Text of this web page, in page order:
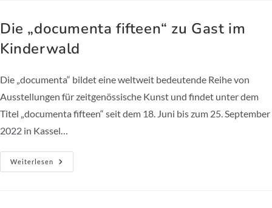
Die „documenta fifteen“ zu Gast im
Kinderwald
Die „documenta“ bildet eine weltweit bedeutende Reihe von
Ausstellungen für zeitgenössische Kunst und findet unter dem
Titel „documenta fifteen“ seit dem 18. Juni bis zum 25. September
2022 in Kassel…
Weiterlesen
Die
„documenta